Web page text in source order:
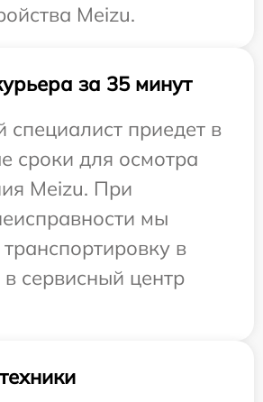
Meizu.
за 35 минут
специалист приедет в
сроки для осмотра
Meizu. При
мы
в
сервисный центр